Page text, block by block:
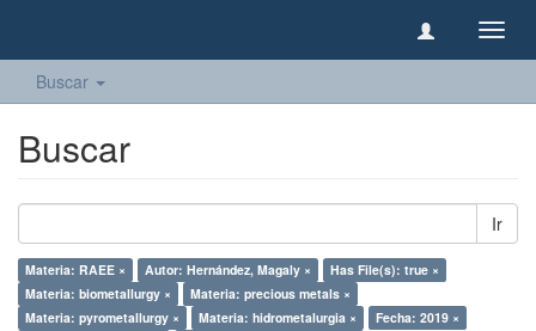
Buscar
Buscar
Ir
Materia: RAEE × Autor: Hernández, Magaly ×
Has File(s): true ×
Materia: biometallurgy ×
Materia: precious metals ×
Materia: pyrometallurgy ×
Materia: hidrometalurgia ×
Fecha: 2019 ×